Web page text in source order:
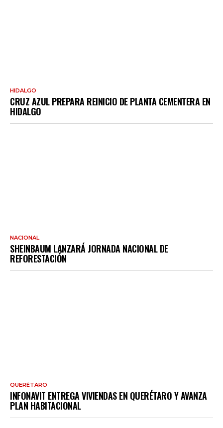
HIDALGO
CRUZ AZUL PREPARA REINICIO DE PLANTA CEMENTERA EN
HIDALGO
NACIONAL
SHEINBAUM LANZARÁ JORNADA NACIONAL DE
REFORESTACIÓN
QUERÉTARO
INFONAVIT ENTREGA VIVIENDAS EN QUERÉTARO Y AVANZA
PLAN HABITACIONAL